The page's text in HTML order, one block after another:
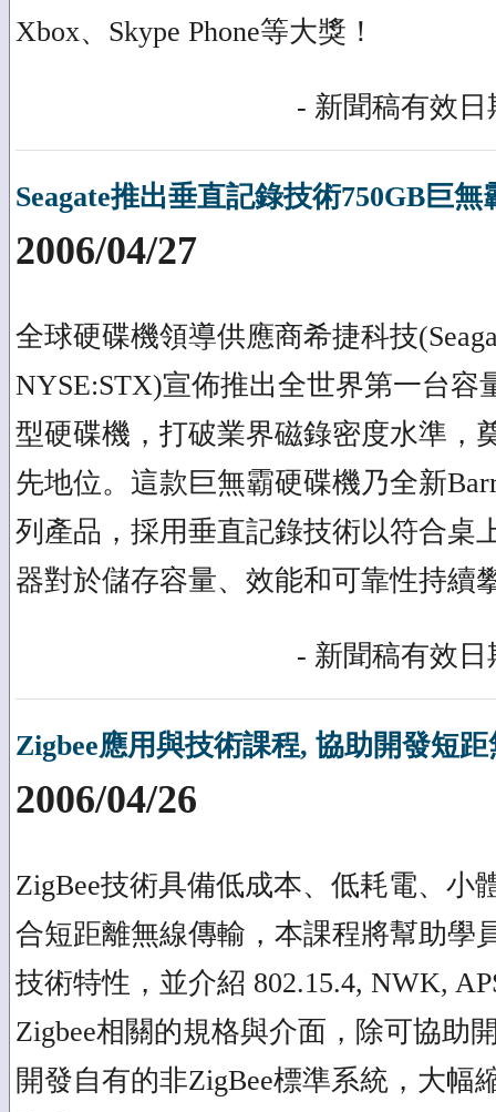
Xbox、Skype Phone等大獎！
- 新聞稿有效日
Seagate推出垂直記錄技術750GB巨無
2006/04/27
全球硬碟機領導供應商希捷科技
NYSE:STX)宣佈推出全世界第一台容
型硬碟機，打破業界磁錄密度水準，
先地位。這款巨無霸硬碟機乃全新
列產品，採用垂直記錄技術以符合桌
器對於儲存容量、效能和可靠性持續
- 新聞稿有效日
Zigbee應用與技術課程, 協助開發短
2006/04/26
ZigBee技術具備低成本、低耗電、小
合短距離無線傳輸，本課程將幫助學
技術特性，並介紹 802.15.4, NWK,
Zigbee相關的規格與介面，除可協助
開發自有的非ZigBee標準系統，大幅